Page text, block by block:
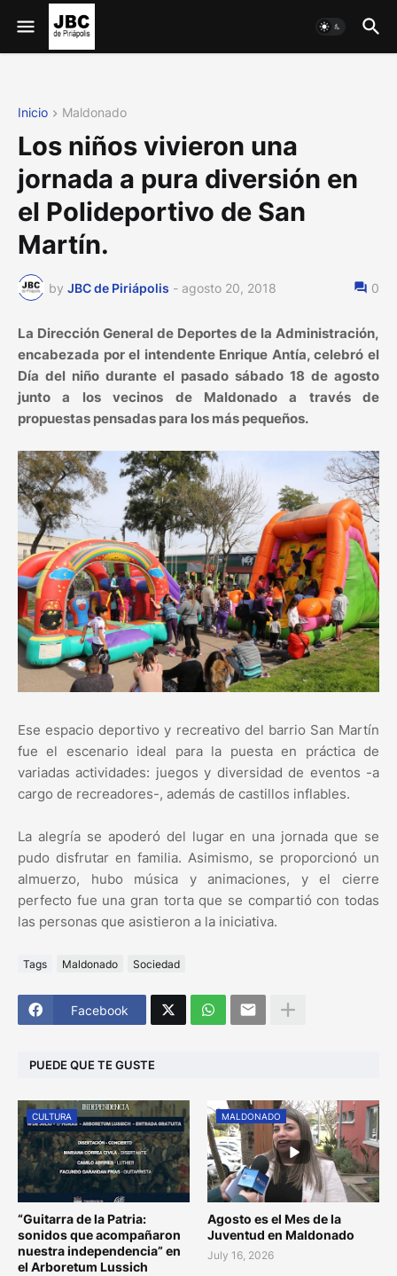
Inicio Maldonado
Los niños vivieron una
jornada a pura diversión en
el Polideportivo de San
Martín.
by JBC de Piriápolis - agosto 20, 2018 0
La Dirección General de Deportes de la Administración,
encabezada por el intendente Enrique Antía, celebró el
Día del niño durante el pasado sábado 18 de agosto
junto a los vecinos de Maldonado a través de
propuestas pensadas para los más pequeños.
Ese espacio deportivo y recreativo del barrio San Martín
fue el escenario ideal para la puesta en práctica de
variadas actividades: juegos y diversidad de eventos -a
cargo de recreadores-, además de castillos inflables.
La alegría se apoderó del lugar en una jornada que se
pudo disfrutar en familia. Asimismo, se proporcionó un
almuerzo, hubo música y animaciones, y el cierre
perfecto fue una gran torta que se compartió con todas
las personas que asistieron a la iniciativa.
Tags Maldonado Sociedad
Facebook
PUEDE QUE TE GUSTE
CULTURA
“Guitarra de la Patria:
sonidos que acompañaron
nuestra independencia” en
el Arboretum Lussich
MALDONADO
Agosto es el Mes de la
Juventud en Maldonado
July 16, 2026